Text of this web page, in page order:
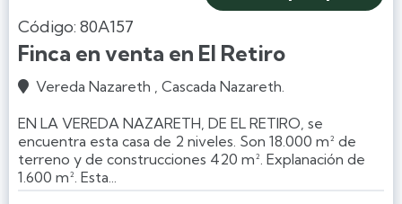
Código: 80A157
Finca en venta en El Retiro
 Vereda Nazareth , Cascada Nazareth.
EN LA VEREDA NAZARETH, DE EL RETIRO, se
encuentra esta casa de 2 niveles. Son 18.000 m² de
terreno y de construcciones 420 m². Explanación de
1.600 m². Esta...